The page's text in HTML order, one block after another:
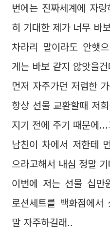
번에는 진짜세계에 자
히 기대한 제가 너무 바
차라리 말이라도 안햇
게는 바보 같지 않앗을
먼저 자주가던 저렴한
항상 선물 교환할때 저
지기 전에 주기 때문에
남친이 차에서 저한테
으라고해서 내심 정말
이번에 저는 선물 십만
로션세트를 백화점에서
말 자주하길래..